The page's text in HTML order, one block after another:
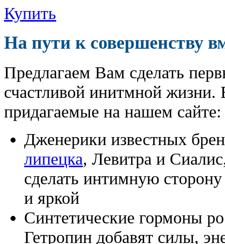
Купить
На пути к совершенству
Предлагаем Вам сделать
счастливой инитмной жизни.
придагаемые на нашем сайте:
Дженерики известных
липецка, Левитра и
сделать интимную
и яркой
Синтетические гормоны
Гетропин добавят силы,